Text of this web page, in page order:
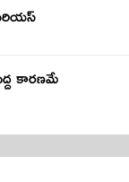
సీరియ‌స్‌
కారణమే